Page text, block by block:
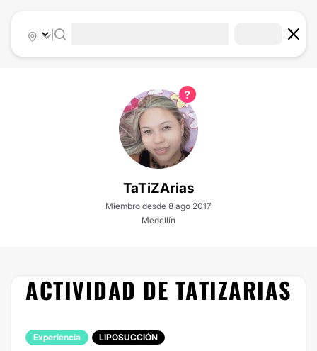
|
TaTiZArias
Miembro desde 8 ago 2017
Medellín
ACTIVIDAD DE TATIZARIAS
Experiencia LIPOSUCCIÓN